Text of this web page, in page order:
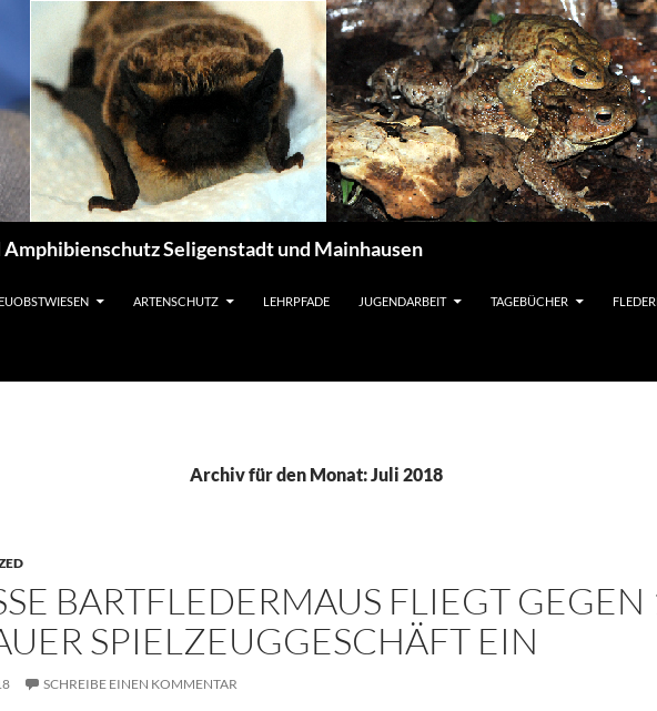
Seligenstadt und Mainhausen
ARTENSCHUTZ LEHRPFADE JUGENDARBEIT TAGEBÜCHER
Archiv für den Monat: Juli 2018
BARTFLEDERMAUS FLIEGT GEGEN
SPIELZEUGGESCHÄFT EIN
SCHREIBE EINEN KOMMENTAR